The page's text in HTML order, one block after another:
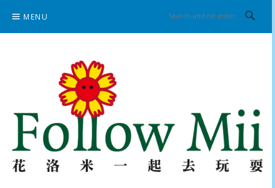
content
MENU